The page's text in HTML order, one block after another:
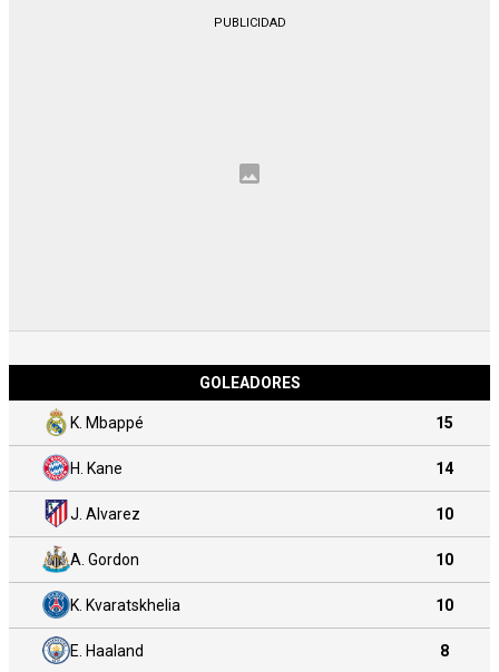
GOLEADORES
K. Mbappé 15
H. Kane 14
J. Alvarez 10
A. Gordon 10
K. Kvaratskhelia 10
E. Haaland 8